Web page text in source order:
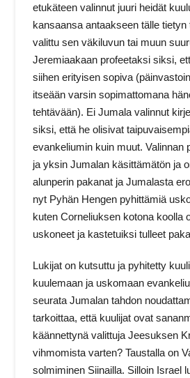
etukäteen valinnut juuri heidät
kansaansa antaakseen tälle
valittu sen väkiluvun tai muun
Jeremiaakaan profeetaksi siksi,
siihen erityisen sopiva
itseään varsin sopimattomana
tehtävään). Ei Jumala valinnut
siksi, että he olisivat
evankeliumin kuin muut. Valinnan
ja yksin Jumalan käsittämätön ja
alunperin pakanat ja Jumalasta
nyt Pyhän Hengen pyhittämiä
kuten Corneliuksen kotona koolla
uskoneet ja kastetuiksi tulleet
Lukijat on kutsuttu ja pyhitetty
kuulemaan ja uskomaan
seurata Jumalan tahdon
tarkoittaa, että kuulijat ovat
käännettynä valittuja Jeesuksen
vihmomista varten? Taustalla on
solmiminen Siinailla. Silloin Israel